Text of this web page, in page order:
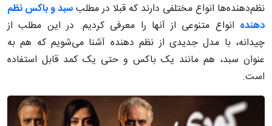
نظم‌دهنده‌ها انواع مختلفی دارند که قبلا در مطلبسبد و باکس نظم
دهنده انواع متنوعی از آنها را معرفی کردیم. در این مطلب از
چیدانه، با مدل جدیدی از نظم دهنده آشنا می‌شویم که هم به
عنوان سبد، هم مانند یک باکس و حتی یک کمد قابل استفاده
است.